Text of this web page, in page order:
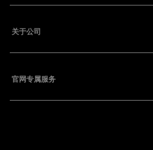
关于公司
官网专属服务